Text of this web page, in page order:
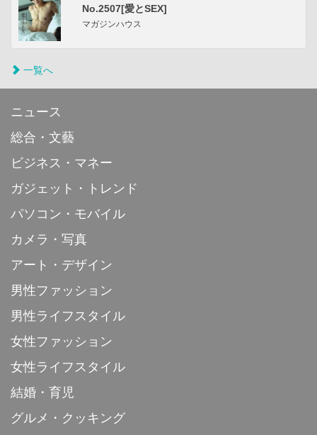
No.2507[愛とSEX]
マガジンハウス
一覧へ
ニュース
総合・文藝
ビジネス・マネー
ガジェット・トレンド
パソコン・モバイル
カメラ・写真
アート・デザイン
男性ファッション
男性ライフスタイル
女性ファッション
女性ライフスタイル
結婚・育児
グルメ・クッキング